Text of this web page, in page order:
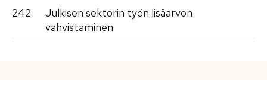
242
Julkisen sektorin työn lisäarvon
vahvistaminen